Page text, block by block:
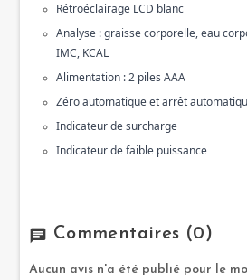
Rétroéclairage LCD blanc
Analyse : graisse corporelle, eau
IMC, KCAL
Alimentation : 2 piles AAA
Zéro automatique et arrêt
Indicateur de surcharge
Indicateur de faible puissance
chat Commentaires (0)
Aucun avis n'a été publié pour le